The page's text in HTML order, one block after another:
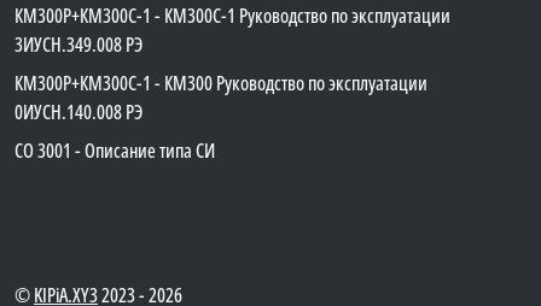
КМ300Р+КМ300С-1 - КМ300C-1 Руководство по эксплуатации
3ИУСН.349.008 РЭ
КМ300Р+КМ300С-1 - КМ300 Руководство по эксплуатации
0ИУСН.140.008 РЭ
СО 3001 - Описание типа СИ
©KIPiA.XY32023 - 2026